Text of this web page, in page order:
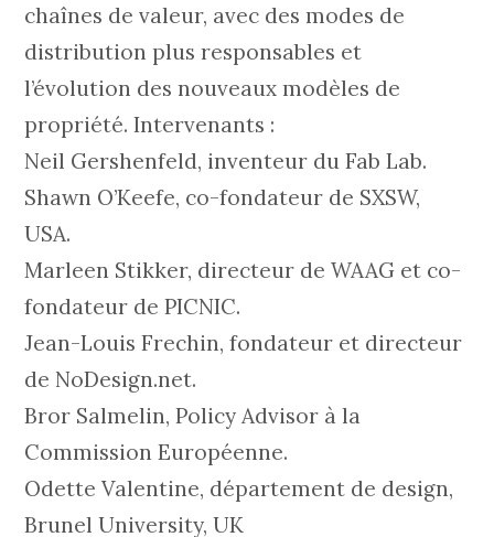
chaînes de valeur, avec des modes de
distribution plus responsables et
l’évolution des nouveaux modèles de
propriété. Intervenants :
Neil Gershenfeld, inventeur du Fab Lab.
Shawn O’Keefe, co-fondateur de SXSW,
USA.
Marleen Stikker, directeur de WAAG et co-
fondateur de PICNIC.
Jean-Louis Frechin, fondateur et directeur
de NoDesign.net.
Bror Salmelin, Policy Advisor à la
Commission Européenne.
Odette Valentine, département de design,
Brunel University, UK